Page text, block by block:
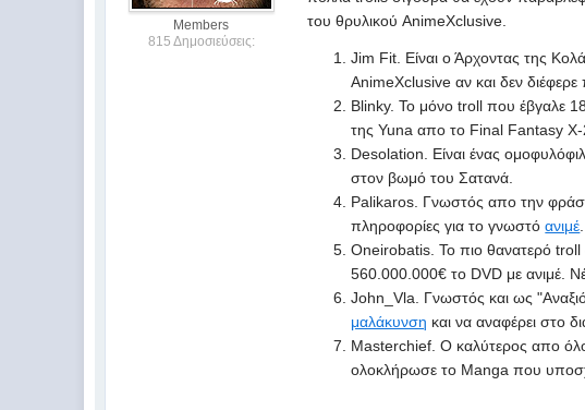
Members
815 Δημοσιεύσεις:
του θρυλικού AnimeXclusive.
Jim Fit. Είναι ο Άρχοντας της
AnimeXclusive αν και δεν
Blinky. Το μόνο troll που έβγαλε 18
της Yuna απο το Final Fantasy X-
Desolation. Είναι ένας
στον βωμό του Σατανά.
Palikaros. Γνωστός απο την
πληροφορίες για το γνωστόανιμέ
Oneirobatis. Το πιο θανατερό
560.000.000€ το DVD με ανιμέ.
John_Vla. Γνωστός και ως
μαλάκυνση και να αναφέρει στο
Masterchief. Ο καλύτερος απο
ολοκλήρωσε το Manga που